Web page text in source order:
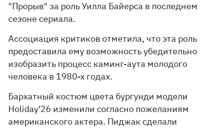
"Прорыв" за роль Уилла Байерса в последнем
сезоне сериала.
Ассоциация критиков отметила, что эта роль
предоставила ему возможность убедительно
изобразить процесс каминг-аута молодого
человека в 1980-х годах.
Бархатный костюм цвета бургунди модели
Holiday'26 изменили согласно пожеланиям
американского актера. Пиджак сделали